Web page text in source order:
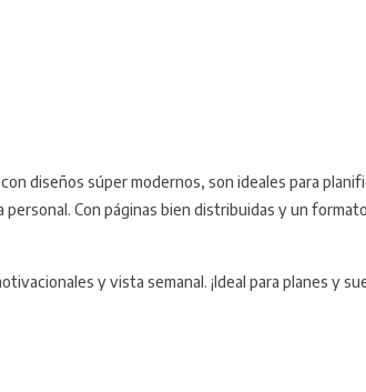
diseños súper modernos, son ideales para
Con páginas bien distribuidas y un
y vista semanal. ¡Ideal para planes y